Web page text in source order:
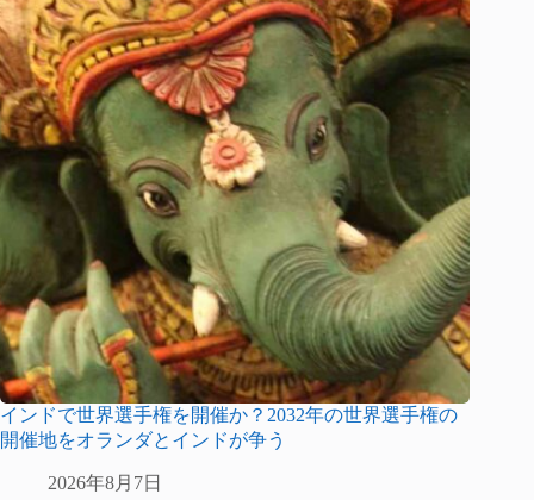
インドで世界選手権を開催か？2032年の世界選手権の
開催地をオランダとインドが争う
2026年8月7日